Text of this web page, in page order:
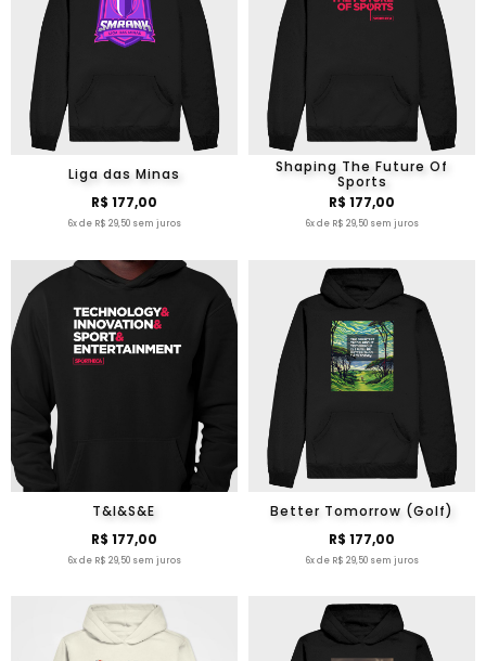
Liga das Minas
R$ 177,00
6x de R$ 29,50 sem juros
Shaping The Future Of
Sports
R$ 177,00
6x de R$ 29,50 sem juros
T&I&S&E
R$ 177,00
6x de R$ 29,50 sem juros
Better Tomorrow (Golf)
R$ 177,00
6x de R$ 29,50 sem juros